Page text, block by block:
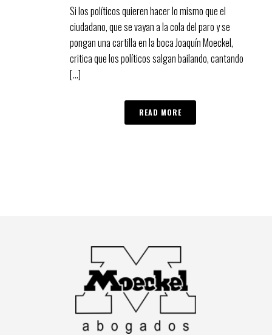
Si los políticos quieren hacer lo mismo que el
ciudadano, que se vayan a la cola del paro y se
pongan una cartilla en la boca Joaquín Moeckel,
critica que los políticos salgan bailando, cantando
[...]
READ MORE